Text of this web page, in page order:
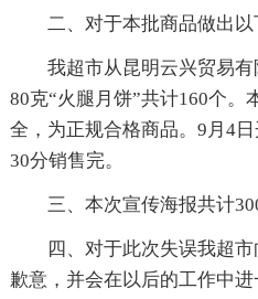
二、对于本批商品做出以
我超市从昆明云兴贸易
80克“火腿月饼”共计160个。
全，为正规合格商品。9月4日
30分销售完。
三、本次宣传海报共计
四、对于此次失误我超
歉意，并会在以后的工作中